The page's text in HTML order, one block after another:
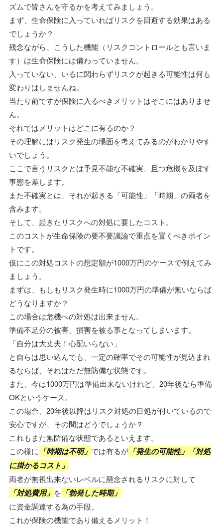
ズムで皆さんを守るかを考えてみましょう。
まず、生命保険に入っていればリスクを回避する効果はある
でしょうか？
残念ながら、こうした機能（リスクコントロールとも言いま
す）は生命保険には備わっていません。
入っていない、いるに関わらずリスクが起きる可能性は何も
変わりはしませんね。
当たり前ですが保険に入るべきメリットはそこにはありませ
ん。
それではメリットはどこに有るのか？
その理解にはリスク発生の場面を考えてみるのがわかりやす
いでしょう。
ここで言うリスクとは予見不能な不確実、且つ危機を及ぼす
事態を差します。
また不確実とは、それが起きる「可能性」「時期」の両者を
含みます。
そして、起きたリスクへの対処に要したコスト。
このコストが生命保険の要不要議論で重点を置くべきポイン
トです。
仮にこの対処コストの想定額が1000万円のケースで例えてみ
ましょう。
まずは、もしもリスク発生時に1000万円の準備が無いならば
どうなりますか？
この場合は危機への対処は出来ません。
準備不足分の被害、損害を被る事となってしまいます。
「自分は大丈夫！心配いらない」
と自らは思い込んでも、一定の確率でその可能性が見込まれ
るならば、それはただ無防備な状態です。
また、今は1000万円は準備出来ないけれど、20年後なら準備
OKというケース。
この場合、20年後以降はリスク対処の目処が付いているので
安心ですが、その間はどうでしょうか？
これもまた無防備な状態であるといえます。
この様に 「時期は不明」 では有るが 「発生の可能性」「対処
に掛かるコスト」
両者が無視出来ないレベルに懸念されるリスクに対して
「対処費用」 を 「勃発した時期」
に資金調達する為の手段。
これが保険の機能であり備えるメリット！